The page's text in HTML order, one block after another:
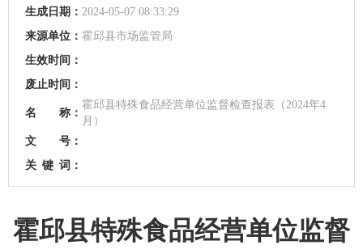
生成日期： 2024-05-07 08:33:29
来源单位： 霍邱县市场监管局
生效时间：
废止时间：
名 称：
霍邱县特殊食品经营单位监督检查报表（2024年4
月）
文 号：
关 键 词：
霍邱县特殊食品经营单位监督